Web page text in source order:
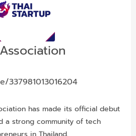
337981013016204
has made its official debut
a strong community of tech